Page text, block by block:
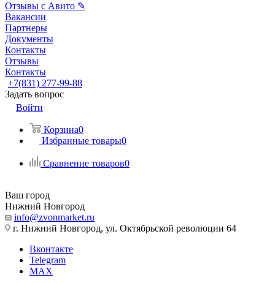
Отзывы с Авито ✎
Вакансии
Партнеры
Документы
Контакты
Отзывы
Контакты
+7(831) 277-99-88
Задать вопрос
Войти
Корзина0
Избранные товары0
Сравнение товаров0
Ваш город
Нижний Новгород
info@zvonmarket.ru
г. Нижний Новгород, ул. Октябрьской революции 64
Вконтакте
Telegram
MAX